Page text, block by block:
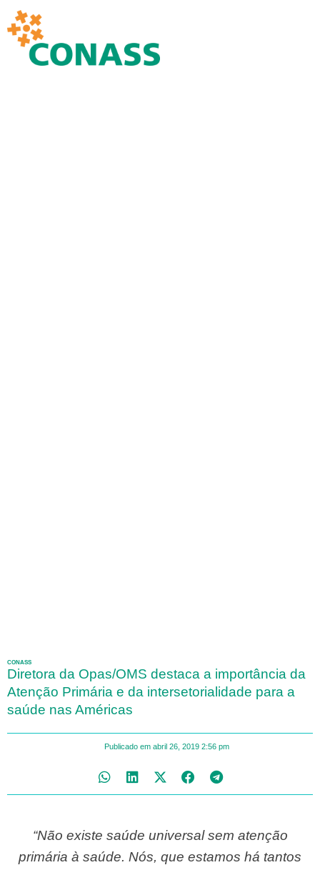
CONASS
Diretora da Opas/OMS destaca a importância da
Atenção Primária e da intersetorialidade para a
saúde nas Américas
Publicado em abril 26, 2019 2:56 pm
“Não existe saúde universal sem atenção
primária à saúde. Nós, que estamos há tantos